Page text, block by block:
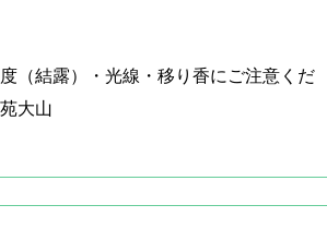
（結露）・光線・移り香にご注意くだ
大山